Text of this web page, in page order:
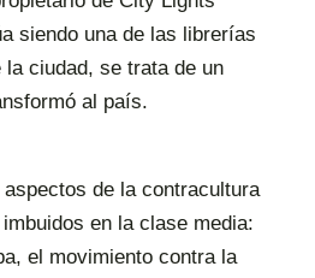
siendo una de las librerías
la ciudad, se trata de un
al país.
de la contracultura
en la clase media:
el movimiento contra la